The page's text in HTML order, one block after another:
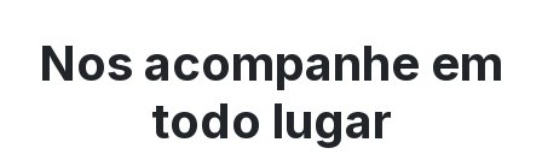
Nos acompanhe em
todo lugar